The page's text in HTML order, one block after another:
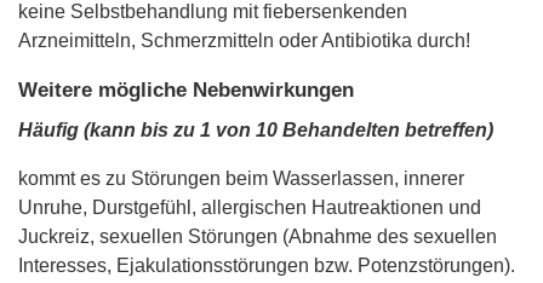
keine Selbstbehandlung mit fiebersenkenden
Arzneimitteln, Schmerzmitteln oder Antibiotika durch!
Weitere mögliche Nebenwirkungen
Häufig (kann bis zu 1 von 10 Behandelten betreffen)
kommt es zu Störungen beim Wasserlassen, innerer
Unruhe, Durstgefühl, allergischen Hautreaktionen und
Juckreiz, sexuellen Störungen (Abnahme des sexuellen
Interesses, Ejakulationsstörungen bzw. Potenzstörungen).